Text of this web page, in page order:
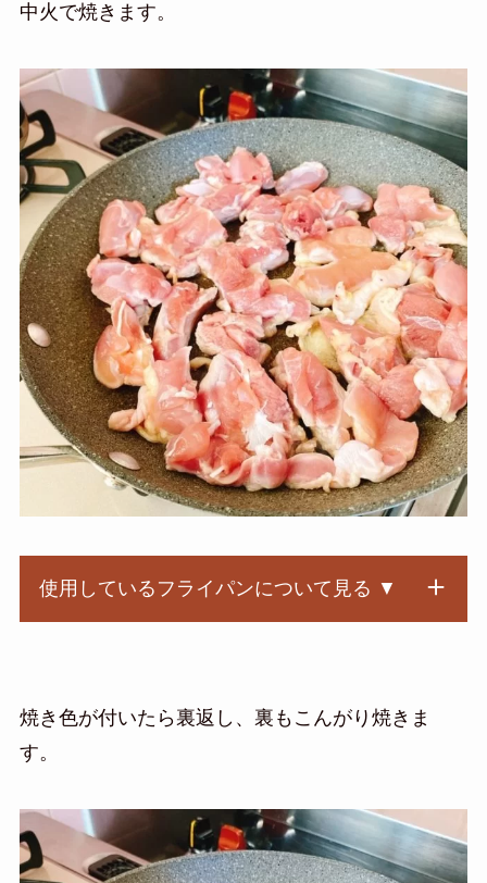
中火で焼きます。
使用しているフライパンについて見る ▼
焼き色が付いたら裏返し、裏もこんがり焼きま
す。